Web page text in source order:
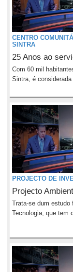
CENTRO
SINTRA
25 Anos ao
Com 60 mil
Sintra, é
PROJECTO DE
Projecto
Trata-se dum estudo
Tecnologia, que tem